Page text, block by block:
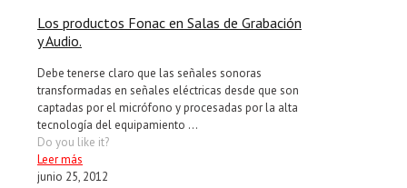
Los productos Fonac en Salas de Grabación
y Audio.
Debe tenerse claro que las señales sonoras
transformadas en señales eléctricas desde que son
captadas por el micrófono y procesadas por la alta
tecnología del equipamiento ...
Do you like it?
Leer más
junio 25, 2012